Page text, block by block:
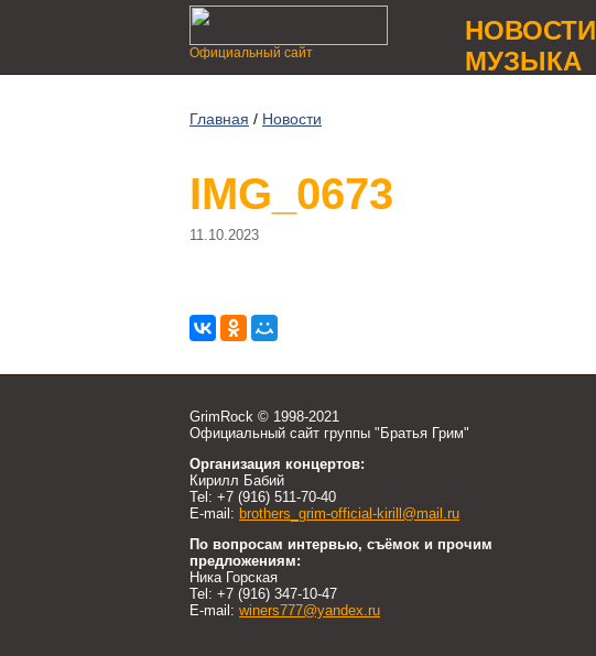
Официальный сайт
НОВОСТИ
МУЗЫКА
Главная / Новости
IMG_0673
11.10.2023
GrimRock © 1998-2021
Официальный сайт группы "Братья Грим"
Организация концертов:
Кирилл Бабий
Tel: +7 (916) 511-70-40
E-mail: brothers_grim-official-kirill@mail.ru
По вопросам интервью, съёмок и прочим
предложениям:
Ника Горская
Tel: +7 (916) 347-10-47
E-mail: winers777@yandex.ru